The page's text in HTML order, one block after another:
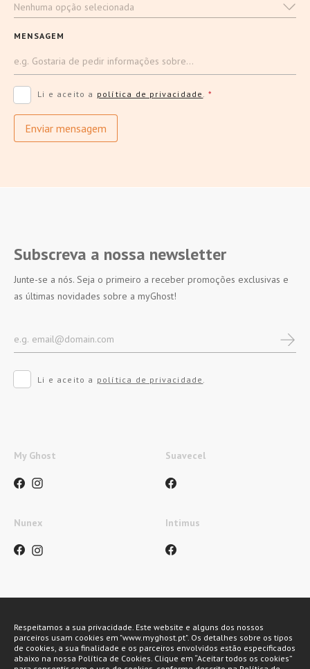
Nenhuma opção selecionada
MENSAGEM
Li e aceito a política de privacidade *
Enviar mensagem
Subscreva a nossa newsletter
Junte-se a nós. Seja o primeiro a receber promoções exclusivas e
as últimas novidades sobre a myGhost!
Li e aceito a política de privacidade.
My Ghost Suavecel
Nunex Intimus
Métodos de pagamento
Respeitamos a sua privacidade. Este website e alguns dos nossos
parceiros usam cookies em "www.myghost.pt". Os detalhes sobre os tipos
de cookies, a sua finalidade e os parceiros envolvidos estão especificados
abaixo na nossa Política de Cookies. Clique em “Aceitar todos os cookies”